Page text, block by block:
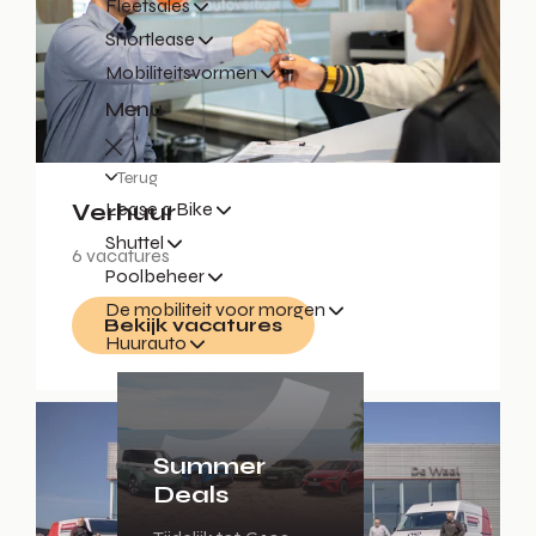
Fleetsales
Shortlease
Mobiliteitsvormen
Menu
Terug
Lease a Bike
Shuttel
Poolbeheer
De mobiliteit voor morgen
Huurauto
Summer
Deals
Verhuur
6 vacatures
Bekijk vacatures